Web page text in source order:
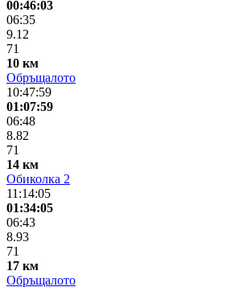
00:46:03
06:35
9.12
71
10 км
Обръщалото
10:47:59
01:07:59
06:48
8.82
71
14 км
Обиколка 2
11:14:05
01:34:05
06:43
8.93
71
17 км
Обръщалото